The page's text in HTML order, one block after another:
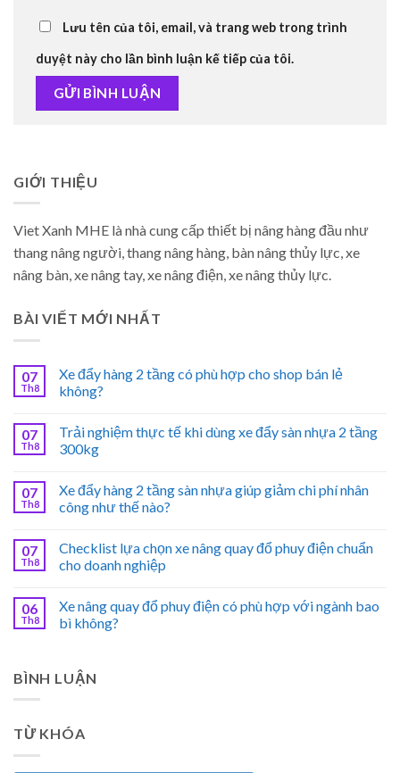
Lưu tên của tôi, email, và trang web trong trình
duyệt này cho lần bình luận kế tiếp của tôi.
GIỚI THIỆU
Viet Xanh MHE là nhà cung cấp thiết bị nâng hàng đầu như
thang nâng người, thang nâng hàng, bàn nâng thủy lực, xe
nâng bàn, xe nâng tay, xe nâng điện, xe nâng thủy lực.
BÀI VIẾT MỚI NHẤT
07
Th8
Xe đẩy hàng 2 tầng có phù hợp cho shop bán lẻ
không?
07
Th8
Trải nghiệm thực tế khi dùng xe đẩy sàn nhựa 2 tầng
300kg
07
Th8
Xe đẩy hàng 2 tầng sàn nhựa giúp giảm chi phí nhân
công như thế nào?
07
Th8
Checklist lựa chọn xe nâng quay đổ phuy điện chuẩn
cho doanh nghiệp
06
Th8
Xe nâng quay đổ phuy điện có phù hợp với ngành bao
bì không?
BÌNH LUẬN
TỪ KHÓA